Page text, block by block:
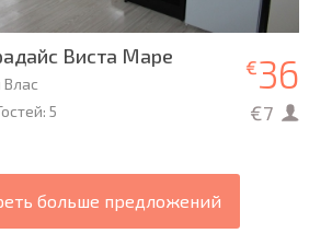
Виста Маре
Влас
5
€36
€7
больше предложений